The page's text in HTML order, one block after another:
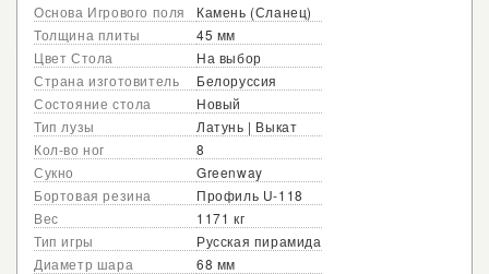
Основа Игрового поля
Камень (Сланец)
Толщина плиты
45 мм
Цвет Стола
На выбор
Страна изготовитель
Белоруссия
Состояние стола
Новый
Тип лузы
Латунь | Выкат
Кол-во ног
8
Сукно
Greenway
Бортовая резина
Профиль U-118
Вес
1171 кг
Тип игры
Русская пирамида
Диаметр шара
68 мм